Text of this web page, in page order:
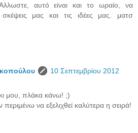
αυτό είναι και το ωραίο, να
σκέψεις μας και τις ιδέες μας. ματσ
10 Σεπτεμβρίου 2012
μου, πλάκα κάνω! ;)
να εξελιχθεί καλύτερα η σειρά!